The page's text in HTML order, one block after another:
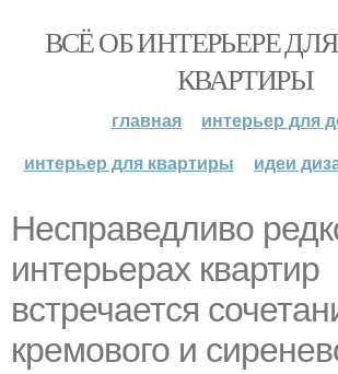
ВСЁ ОБ ИНТЕРЬЕРЕ
КВАРТИРЫ
главная
интерьер для
интерьер для квартиры
идеи
Несправедливо
интерьерах квартир
встречается
кремового и